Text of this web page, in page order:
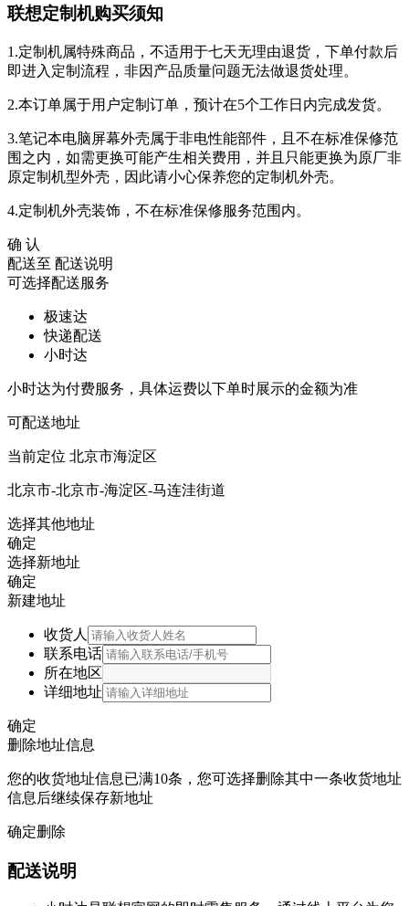
联想定制机购买须知
1.定制机属特殊商品，不适用于七天无理由退货，下单付款后
即进入定制流程，非因产品质量问题无法做退货处理。
2.本订单属于用户定制订单，预计在5个工作日内完成发货。
3.笔记本电脑屏幕外壳属于非电性能部件，且不在标准保修范
围之内，如需更换可能产生相关费用，并且只能更换为原厂非
原定制机型外壳，因此请小心保养您的定制机外壳。
4.定制机外壳装饰，不在标准保修服务范围内。
确 认
配送至 配送说明
可选择配送服务
极速达
快递配送
小时达
小时达为付费服务，具体运费以下单时展示的金额为准
可配送地址
当前定位 北京市海淀区
北京市-北京市-海淀区-马连洼街道
选择其他地址
确定
选择新地址
确定
新建地址
收货人
联系电话
所在地区
详细地址
确定
删除地址信息
您的收货地址信息已满10条，您可选择删除其中一条收货地址
信息后继续保存新地址
确定删除
配送说明